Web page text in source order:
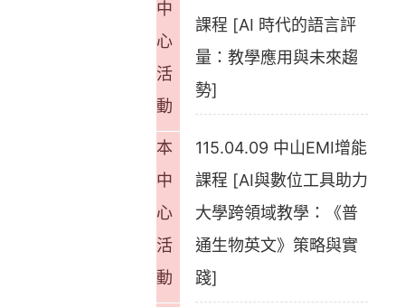
中
心
活
動
課程 [AI 時代的語言評
量：教學應用與未來趨
勢]
本
中
心
活
動
115.04.09 中山EMI增能
課程 [AI與數位工具助力
大學跨領域教學：《普
通生物英文》策略與實
踐]